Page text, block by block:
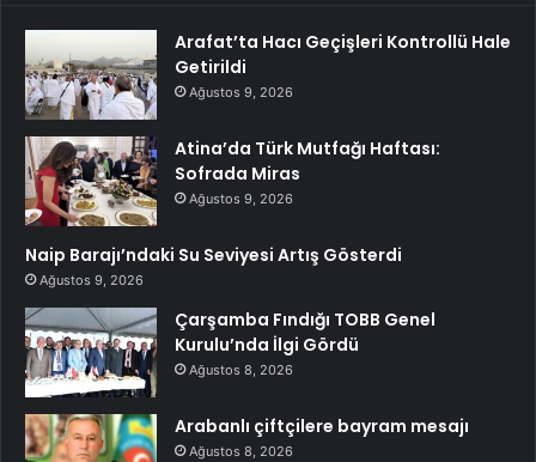
Arafat’ta Hacı Geçişleri Kontrollü Hale
Getirildi
Ağustos 9, 2026
Atina’da Türk Mutfağı Haftası:
Sofrada Miras
Ağustos 9, 2026
Naip Barajı’ndaki Su Seviyesi Artış Gösterdi
Ağustos 9, 2026
Çarşamba Fındığı TOBB Genel
Kurulu’nda İlgi Gördü
Ağustos 8, 2026
Arabanlı çiftçilere bayram mesajı
Ağustos 8, 2026